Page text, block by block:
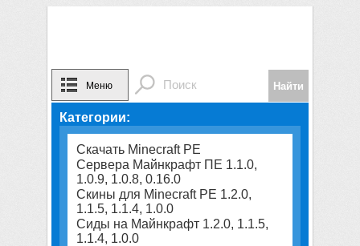
Меню
Категории:
Скачать Minecraft PE
Сервера Майнкрафт ПЕ 1.1.0,
1.0.9, 1.0.8, 0.16.0
Скины для Minecraft PE 1.2.0,
1.1.5, 1.1.4, 1.0.0
Сиды на Майнкрафт 1.2.0, 1.1.5,
1.1.4, 1.0.0